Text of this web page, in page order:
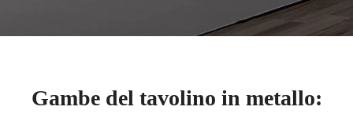
Gambe del tavolino in metallo: